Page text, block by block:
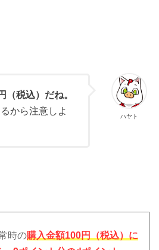
ハヤト
（税込）だね。
から注意しよ
時の購入金額100円（税込）に